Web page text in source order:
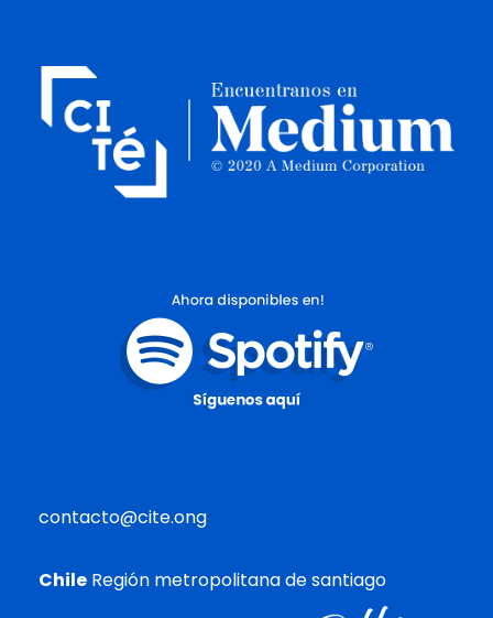
contacto@cite.ong
Chile Región metropolitana de santiago